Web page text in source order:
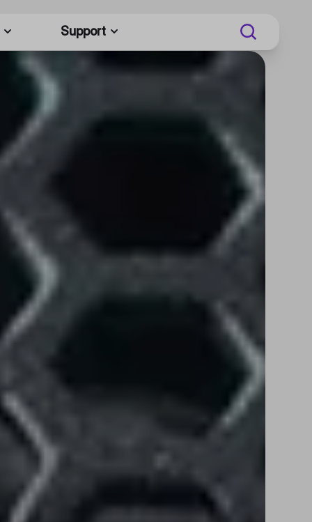
Support